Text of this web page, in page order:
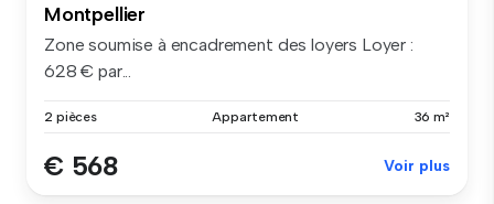
Montpellier
Zone soumise à encadrement des loyers Loyer :
628 € par...
2 pièces Appartement 36 m²
€ 568 Voir plus